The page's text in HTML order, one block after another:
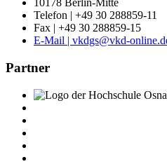
10178 Berlin-Mitte
Telefon | +49 30 288859-11
Fax | +49 30 288859-15
E-Mail | vkdgs@vkd-
Partner